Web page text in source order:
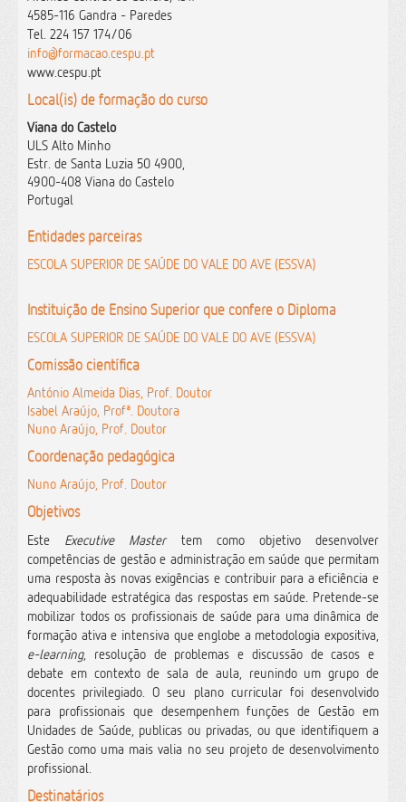
4585-116 Gandra - Paredes
Tel. 224 157 174/06
info@formacao.cespu.pt
www.cespu.pt
Local(is) de formação do curso
Viana do Castelo
ULS Alto Minho
Estr. de Santa Luzia 50 4900,
4900-408 Viana do Castelo
Portugal
Entidades parceiras
ESCOLA SUPERIOR DE SAÚDE DO VALE DO AVE (ESSVA)
Instituição de Ensino Superior que confere o Diploma
ESCOLA SUPERIOR DE SAÚDE DO VALE DO AVE (ESSVA)
Comissão científica
António Almeida Dias, Prof. Doutor
Isabel Araújo, Profª. Doutora
Nuno Araújo, Prof. Doutor
Coordenação pedagógica
Nuno Araújo, Prof. Doutor
Objetivos
Este Executive Mastertem como objetivo desenvolver
competências de gestão e administração em saúde que permitam
uma resposta às novas exigências e contribuir para a eficiência e
adequabilidade estratégica das respostas em saúde. Pretende-se
mobilizar todos os profissionais de saúde para uma dinâmica de
formação ativa e intensiva que englobe a metodologia expositiva,
e-learning, resolução de problemas e discussão de casos e
debate em contexto de sala de aula, reunindo um grupo de
docentes privilegiado. O seu plano curricular foi desenvolvido
para profissionais que desempenhem funções de Gestão em
Unidades de Saúde, publicas ou privadas, ou que identifiquem a
Gestão como uma mais valia no seu projeto de desenvolvimento
profissional.
Destinatários